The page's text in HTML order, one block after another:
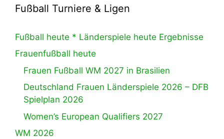
Fußball Turniere & Ligen
Fußball heute * Länderspiele heute Ergebnisse
Frauenfußball heute
Frauen Fußball WM 2027 in Brasilien
Deutschland Frauen Länderspiele 2026 – DFB
Spielplan 2026
Women’s European Qualifiers 2027
WM 2026